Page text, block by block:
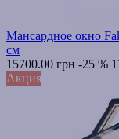
Мансардное окно
см
15700.00 грн -25 %
Акция